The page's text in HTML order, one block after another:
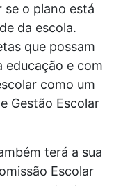
se o plano está
da escola.
que possam
educação e com
como um
Gestão Escolar
terá a sua
Escolar